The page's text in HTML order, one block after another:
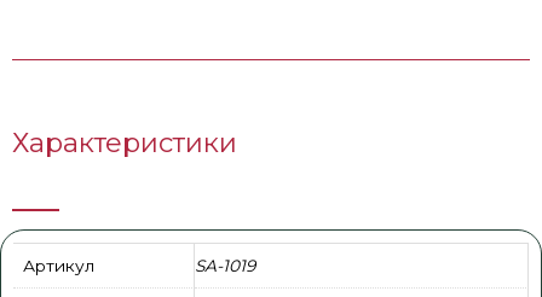
Характеристики
Артикул SA-1019